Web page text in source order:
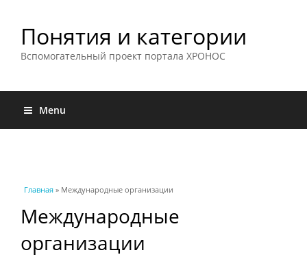
Понятия и категории
Вспомогательный проект портала ХРОНОС
Menu
Вы здесь
Главная » Международные организации
Международные
организации